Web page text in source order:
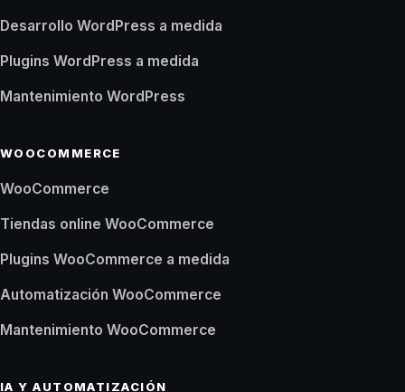
Desarrollo WordPress a medida
Plugins WordPress a medida
Mantenimiento WordPress
WOOCOMMERCE
WooCommerce
Tiendas online WooCommerce
Plugins WooCommerce a medida
Automatización WooCommerce
Mantenimiento WooCommerce
IA Y AUTOMATIZACIÓN